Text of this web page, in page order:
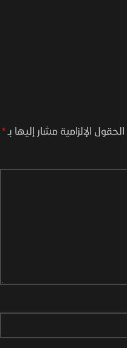
الحقول الإلزامية مشار إليها بـ *